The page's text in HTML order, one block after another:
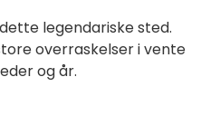
legendariske sted.
overraskelser i vente
og år.